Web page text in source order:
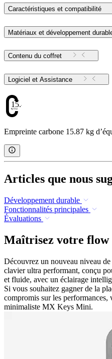
Caractéristiques et compatibilité
Matériaux et développement
Contenu du coffret
Logiciel et Assistance
15.87
Empreinte carbone 15.87 kg
Articles que nous
Développement durable
Fonctionnalités principales
Évaluations
Maîtrisez votre flow
Découvrez un nouveau niveau
clavier ultra performant, conçu
et fluide, avec un éclairage
Si vous souhaitez gagner de la
compromis sur les
minimaliste MX Keys Mini.